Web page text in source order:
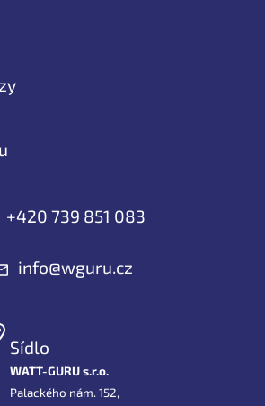
+420 739 851 083
info@wguru.cz
Sídlo
WATT-GURU s.r.o.
Palackého nám. 152,